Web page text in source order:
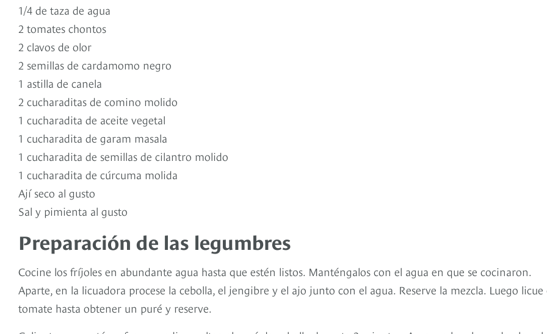
1/4 de taza de agua
2 tomates chontos
2 clavos de olor
2 semillas de cardamomo negro
1 astilla de canela
2 cucharaditas de comino molido
1 cucharadita de aceite vegetal
1 cucharadita de garam masala
1 cucharadita de semillas de cilantro molido
1 cucharadita de cúrcuma molida
Ají seco al gusto
Sal y pimienta al gusto
Preparación de las legumbres
Cocine los fríjoles en abundante agua hasta que estén listos. Manténgalos con el agua en que se cocinaron.
Aparte, en la licuadora procese la cebolla, el jengibre y el ajo junto con el agua. Reserve la mezcla. Luego licue
tomate hasta obtener un puré y reserve.